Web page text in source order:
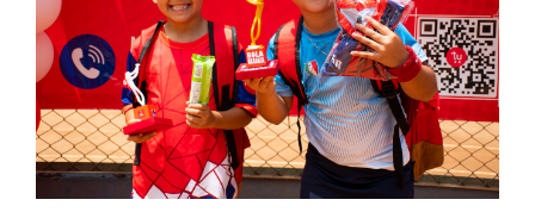
Buenaventura
que
conquistaron
la
medalla
de
oro